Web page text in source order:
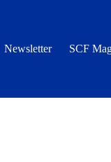
Newsletter SCF